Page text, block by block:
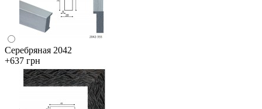
Серебряная 2042
+637 грн